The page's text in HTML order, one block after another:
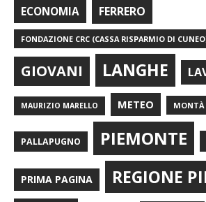
ECONOMIA FERRERO
FONDAZIONE CRC (CASSA RISPARMIO DI
GIOVANI LANGHE
MAURIZIO MARELLO METEO MONTÀ
PALLAPUGNO PIEMONTE
PRIMA PAGINA REGIONE